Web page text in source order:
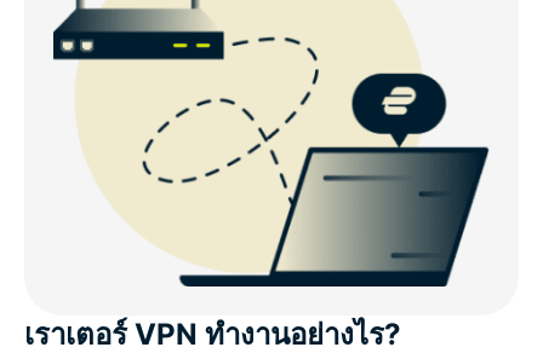
เราเตอร์ VPN ทำงานอย่างไร?